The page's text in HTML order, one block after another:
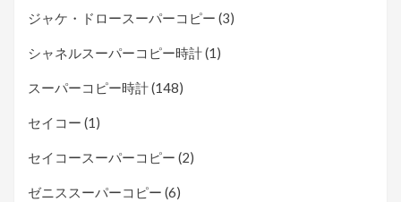
ジャケ・ドロースーパーコピー (3)
シャネルスーパーコピー時計(1)
スーパーコピー時計(148)
セイコー (1)
セイコースーパーコピー (2)
ゼニススーパーコピー (6)